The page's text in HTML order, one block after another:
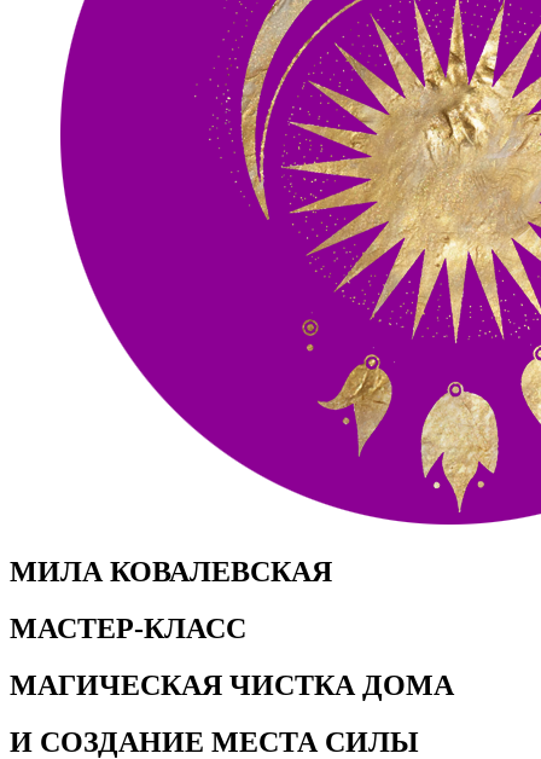
МИЛА КОВАЛЕВСКАЯ
МАСТЕР-КЛАСС
МАГИЧЕСКАЯ ЧИСТКА ДОМА
И СОЗДАНИЕ МЕСТА СИЛЫ